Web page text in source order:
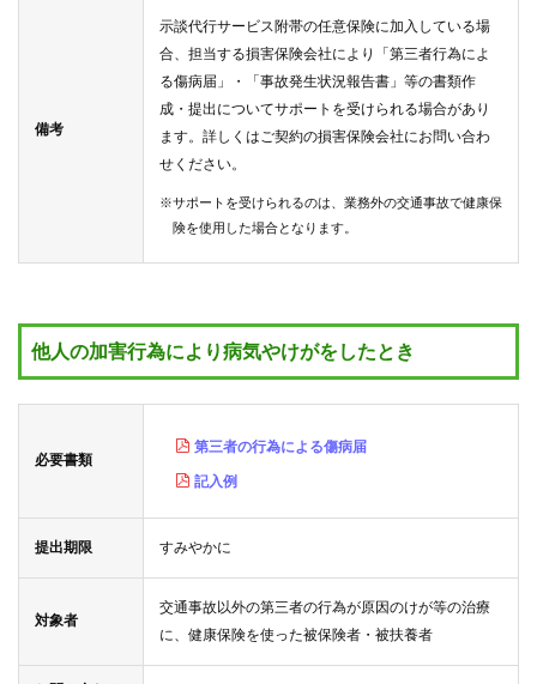
備考
示談代行サービス附帯の任意保険に加入している場
合、担当する損害保険会社により「第三者行為によ
る傷病届」・「事故発生状況報告書」等の書類作
成・提出についてサポートを受けられる場合があり
ます。詳しくはご契約の損害保険会社にお問い合わ
せください。
※サポートを受けられるのは、業務外の交通事故で健康保
険を使用した場合となります。
他人の加害行為により病気やけがをしたとき
必要書類
第三者の行為による傷病届
記入例
提出期限 すみやかに
対象者
交通事故以外の第三者の行為が原因のけが等の治療
に、健康保険を使った被保険者・被扶養者